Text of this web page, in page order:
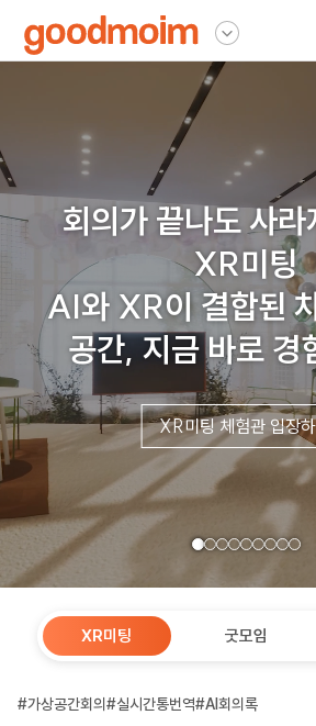
회의가 끝나도 사
XR미팅
AI와 XR이 결합된
공간, 지금 바로 경
XR미팅 체험관 입장
XR미팅 굿모임
#가상공간회의 #실시간통번역#AI회의록